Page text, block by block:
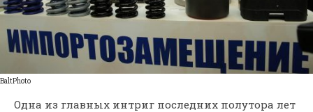
BaltPhoto
Одна из главных интриг последних полутора лет